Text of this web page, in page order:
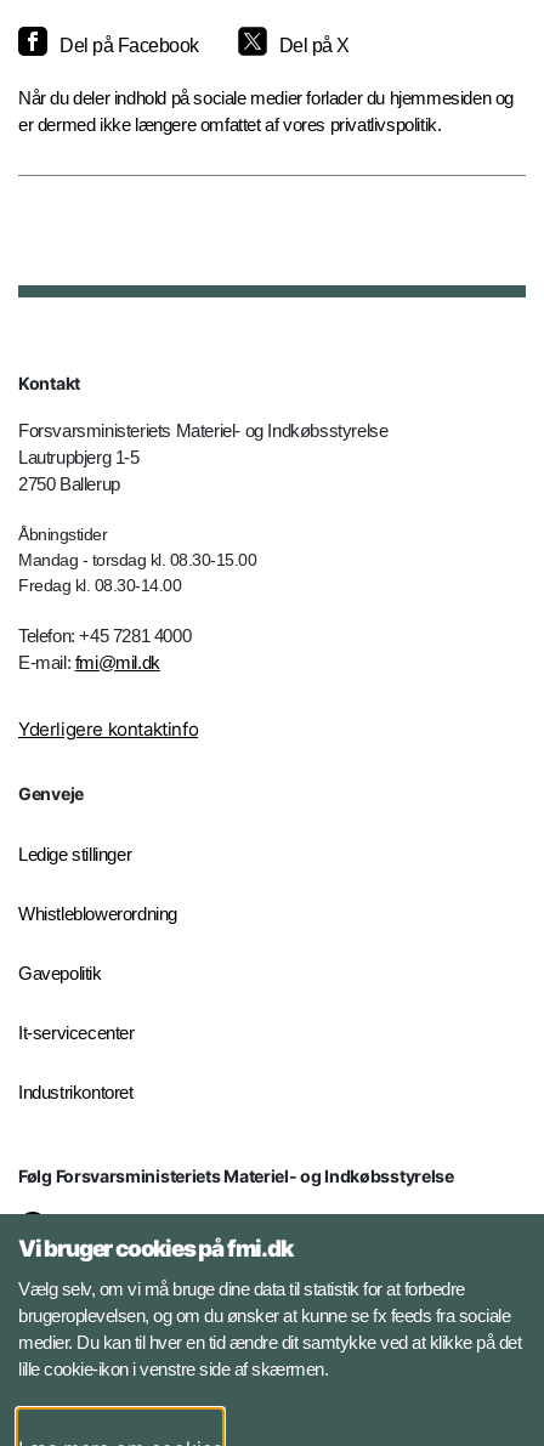
Del på Facebook Del på X
Når du deler indhold på sociale medier forlader du hjemmesiden og
er dermed ikke længere omfattet af vores privatlivspolitik.
Kontakt
Forsvarsministeriets Materiel- og Indkøbsstyrelse
Lautrupbjerg 1-5
2750 Ballerup
Åbningstider
Mandag - torsdag kl. 08.30-15.00
Fredag kl. 08.30-14.00
Telefon: +45 7281 4000
E-mail: fmi@mil.dk
Yderligere kontaktinfo
Genveje
Ledige stillinger
Whistleblowerordning
Gavepolitik
It-servicecenter
Industrikontoret
Følg Forsvarsministeriets Materiel- og Indkøbsstyrelse
Facebook
Instagram
YouTube
Vi bruger cookies på fmi.dk
Vælg selv, om vi må bruge dine data til statistik for at forbedre
brugeroplevelsen, og om du ønsker at kunne se fx feeds fra sociale
medier. Du kan til hver en tid ændre dit samtykke ved at klikke på det
lille cookie-ikon i venstre side af skærmen.